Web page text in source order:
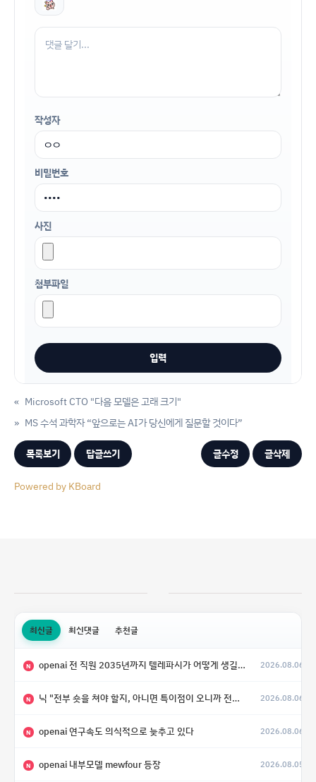
작성자
비밀번호
사진
첨부파일
« Microsoft CTO "다음 모델은 고래 크기"
MS 수석 과학자 “앞으로는 AI가 당신에게 질문할 것이다”
»
목록보기 답글쓰기 글수정 글삭제
Powered by KBoard
최신글 최신댓글 추천글
N openai 전 직원 2035년까지 텔레파시가 어떻게 생길 수 있는지 2026.08.06
N 닉 "전부 숏을 쳐야 할지, 아니면 특이점이 오니까 전부 롱을 쳐야 할지 모르겠다.” 2026.08.06
N openai 연구속도 의식적으로 늦추고 있다 2026.08.06
N openai 내부모델 mewfour 등장 2026.08.05